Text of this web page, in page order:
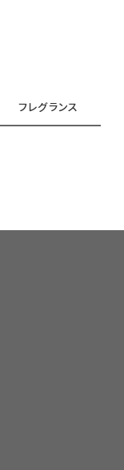
原点である「保
いという想いを込
ています。
フレグランス